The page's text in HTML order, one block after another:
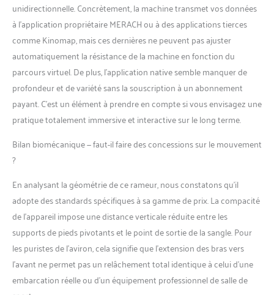
unidirectionnelle. Concrètement, la machine transmet vos données
à l’application propriétaire MERACH ou à des applications tierces
comme Kinomap, mais ces dernières ne peuvent pas ajuster
automatiquement la résistance de la machine en fonction du
parcours virtuel. De plus, l’application native semble manquer de
profondeur et de variété sans la souscription à un abonnement
payant. C’est un élément à prendre en compte si vous envisagez une
pratique totalement immersive et interactive sur le long terme.
Bilan biomécanique — faut-il faire des concessions sur le mouvement
?
En analysant la géométrie de ce rameur, nous constatons qu’il
adopte des standards spécifiques à sa gamme de prix. La compacité
de l’appareil impose une distance verticale réduite entre les
supports de pieds pivotants et le point de sortie de la sangle. Pour
les puristes de l’aviron, cela signifie que l’extension des bras vers
l’avant ne permet pas un relâchement total identique à celui d’une
embarcation réelle ou d’un équipement professionnel de salle de